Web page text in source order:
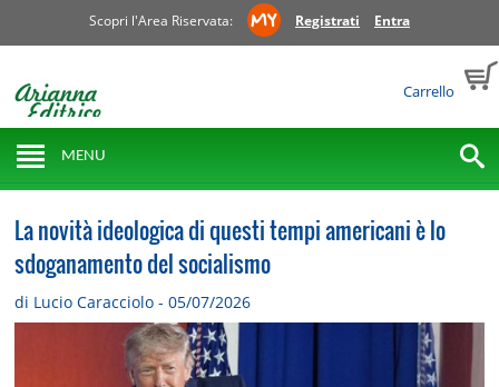
Scopri l'Area Riservata: Registrati Entra
Carrello
MENU
La novità ideologica di questi tempi americani è lo
sdoganamento del socialismo
di Lucio Caracciolo - 05/07/2026